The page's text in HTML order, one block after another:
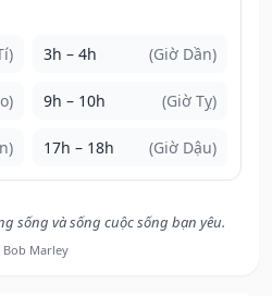
3h – 4h (Giờ Dần)
9h – 10h (Giờ Tỵ)
17h – 18h (Giờ Dậu)
sống và sống cuộc sống bạn yêu.
Marley